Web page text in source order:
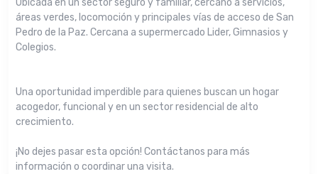
Ubicada en un sector seguro y familiar, cercano a servicios,
áreas verdes, locomoción y principales vías de acceso de San
Pedro de la Paz. Cercana a supermercado Lider, Gimnasios y
Colegios.
Una oportunidad imperdible para quienes buscan un hogar
acogedor, funcional y en un sector residencial de alto
crecimiento.
¡No dejes pasar esta opción! Contáctanos para más
información o coordinar una visita.